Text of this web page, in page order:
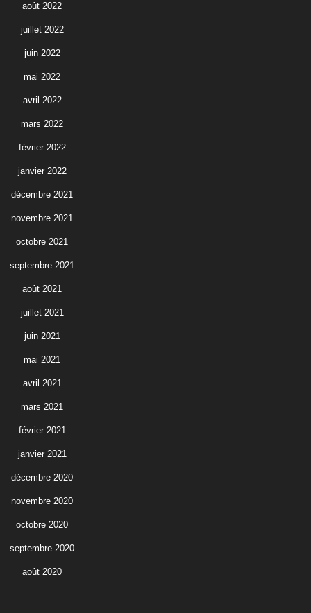
août 2022
juillet 2022
juin 2022
mai 2022
avril 2022
mars 2022
février 2022
janvier 2022
décembre 2021
novembre 2021
octobre 2021
septembre 2021
août 2021
juillet 2021
juin 2021
mai 2021
avril 2021
mars 2021
février 2021
janvier 2021
décembre 2020
novembre 2020
octobre 2020
septembre 2020
août 2020